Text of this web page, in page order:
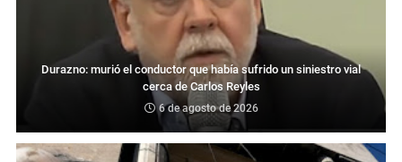
Durazno: murió el conductor que había sufrido un siniestro vial
cerca de Carlos Reyles
6 de agosto de 2026